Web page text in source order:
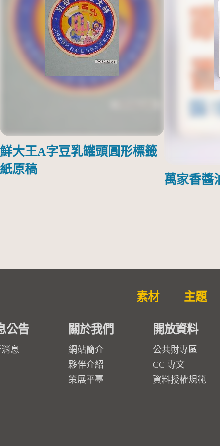
鮮大王A字豆乳罐頭圓形標籤
紙原稿
萬家香醬
素材 主題
公告
息
關於我們
網站簡介
夥伴介紹
策展平臺
開放資料
公共財專區
CC 專文
資料授權規範